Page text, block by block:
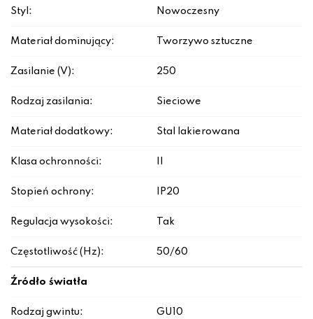
Styl: Nowoczesny
Materiał dominujący: Tworzywo sztuczne
Zasilanie (V): 250
Rodzaj zasilania: Sieciowe
Materiał dodatkowy: Stal lakierowana
Klasa ochronności:
Stopień ochrony: IP20
Regulacja wysokości: Tak
Częstotliwość (Hz): 50/60
Źródło światła
Rodzaj gwintu: GU10